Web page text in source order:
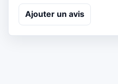
Ajouter un avis